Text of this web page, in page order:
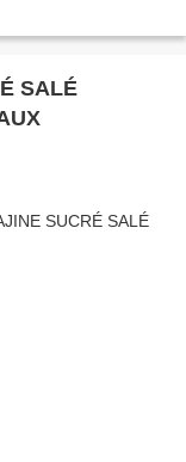
SALÉ